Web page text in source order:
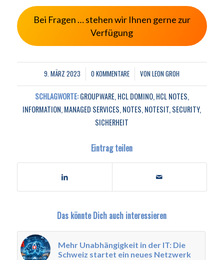
Bei Fragen … stehen wir Ihnen gerne zur
Verfügung
9. MÄRZ 2023
/ 0 KOMMENTARE
/ VONLEON GROH
SCHLAGWORTE:GROUPWARE,HCL DOMINO,HCL NOTES,
INFORMATION,MANAGED SERVICES,NOTES,NOTESIT,SECURITY,
SICHERHEIT
Eintrag teilen
Das könnte Dich auch interessieren
Mehr Unabhängigkeit in der IT: Die
Schweiz startet ein neues Netzwerk